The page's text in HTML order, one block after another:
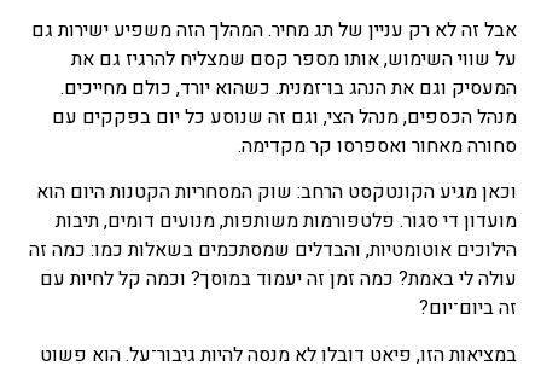
אבל זה לא רק עניין של תג מחיר. המהלך הזה משפיע ישירות גם
על שווי השימוש, אותו מספר קסם שמצליח להרגיז גם את
המעסיק וגם את הנהג בו־זמנית. כשהוא יורד, כולם מחייכים.
מנהל הכספים, מנהל הצי, וגם זה שנוסע כל יום בפקקים עם
סחורה מאחור ואספרסו קר מקדימה.
וכאן מגיע הקונטקסט הרחב: שוק המסחריות הקטנות היום הוא
מועדון די סגור. פלטפורמות משותפות, מנועים דומים, תיבות
הילוכים אוטומטיות, והבדלים שמסתכמים בשאלות כמו: כמה זה
עולה לי באמת? כמה זמן זה יעמוד במוסך? וכמה קל לחיות עם
זה ביום־יום?
במציאות הזו, פיאט דובלו לא מנסה להיות גיבור־על. הוא פשוט